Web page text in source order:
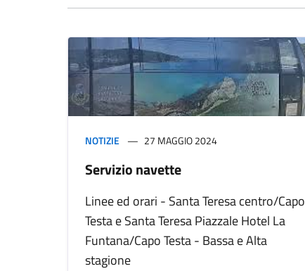
NOTIZIE 27 MAGGIO 2024
Servizio navette
Linee ed orari - Santa Teresa centro/Capo
Testa e Santa Teresa Piazzale Hotel La
Funtana/Capo Testa - Bassa e Alta
stagione